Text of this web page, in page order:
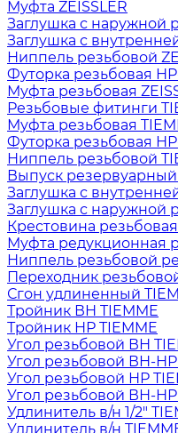
Муфта ZEISSLER
Заглушка с наружной
Заглушка с
Ниппель резьбовой
Футорка резьбовая
Муфта резьбовая
Резьбовые фитинги
Муфта резьбовая
Футорка резьбовая
Ниппель резьбовой
Выпуск
Заглушка с
Заглушка с наружной
Крестовина
Муфта редукционная
Ниппель резьбовой
Переходник
Сгон удлиненный
Тройник ВН TIEMME
Тройник НР TIEMME
Угол резьбовой ВН
Угол резьбовой ВН-НР
Угол резьбовой НР
Угол резьбовой ВН-
Удлинитель в/н 1/2"
Удлинитель в/н